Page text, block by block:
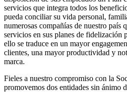
servicios que integra todos los
pueda conciliar su vida personal,
numerosas compañías de nuestro país
servicios en sus planes de fidelización
ello se traduce en un mayor
clientes, una mayor productividad y
marca.
Fieles a nuestro compromiso con la
promovemos dos entidades sin ánimo